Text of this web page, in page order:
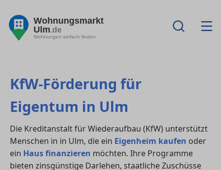
Wohnungsmarkt
Ulm.de
Wohnungen einfach finden
KfW-Förderung für
Eigentum in Ulm
Die Kreditanstalt für Wiederaufbau (KfW) unterstützt
Menschen in in Ulm, die ein Eigenheim kaufen oder
ein Haus finanzieren möchten. Ihre Programme
bieten zinsgünstige Darlehen, staatliche Zuschüsse